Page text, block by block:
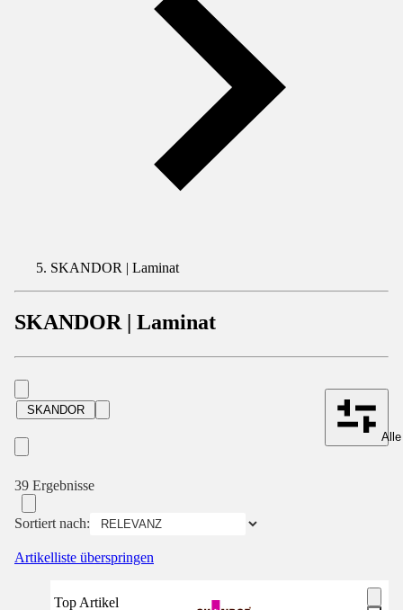
SKANDOR | Laminat
SKANDOR | Laminat
SKANDOR
39 Ergebnisse
Sortiert nach:
Artikelliste überspringen
Top Artikel